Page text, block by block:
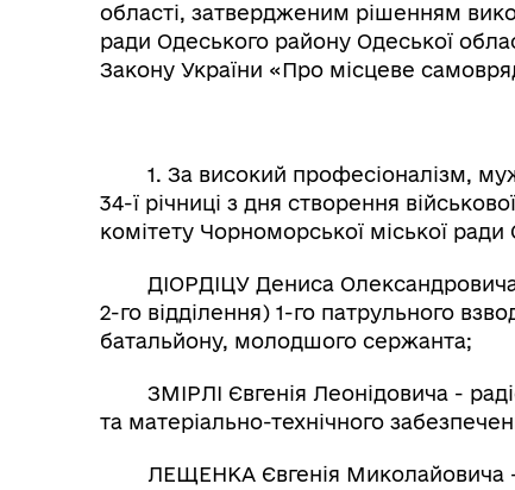
області, затвердженим рішенням
ради Одеського району Одеської
Закону України «Про місцеве
1. За високий професіоналізм,
34-ї річниці з дня створення
комітету Чорноморської міської
ДІОРДІЦУ Дениса Олександровича
2-го відділення) 1-го патрульного
батальйону, молодшого сержанта;
ЗМІРЛІ Євгенія Леонідовича -
та матеріально-технічного
ЛЕЩЕНКА Євгенія Миколайовича -